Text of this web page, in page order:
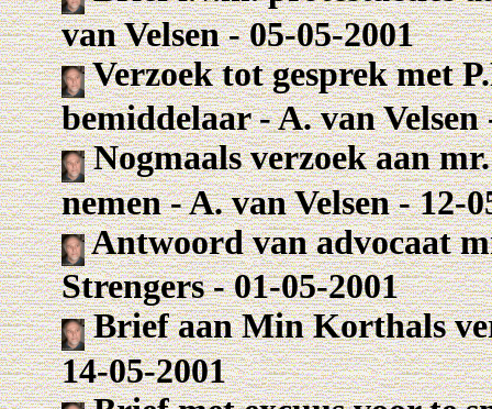
van Velsen - 05-05-2001
Verzoek tot gesprek met
bemiddelaar - A. van Velsen
Nogmaals verzoek aan
nemen - A. van Velsen - 12-
Antwoord van advocaat
Strengers - 01-05-2001
Brief aan Min Korthals
14-05-2001